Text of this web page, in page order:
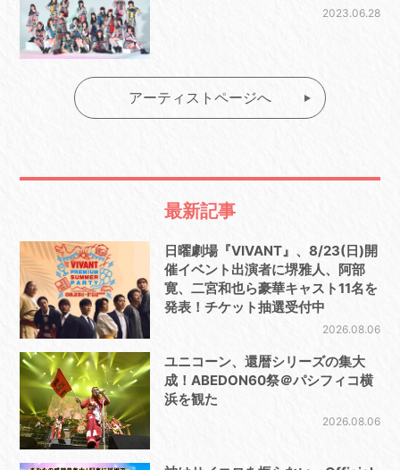
2023.06.28
アーティストページへ
最新記事
日曜劇場『VIVANT』、8/23(日)開
催イベント出演者に堺雅人、阿部
寛、二宮和也ら豪華キャスト11名を
発表！チケット抽選受付中
2026.08.06
ユニコーン、還暦シリーズの集大
成！ABEDON60祭＠パシフィコ横
浜を観た
2026.08.06